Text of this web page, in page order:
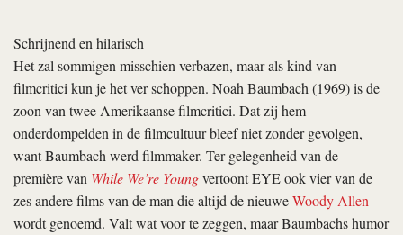
Schrijnend en hilarisch
Het zal sommigen misschien verbazen, maar als kind van
filmcritici kun je het ver schoppen. Noah Baumbach (1969) is de
zoon van twee Amerikaanse filmcritici. Dat zij hem
onderdompelden in de filmcultuur bleef niet zonder gevolgen,
want Baumbach werd filmmaker. Ter gelegenheid van de
première van While We’re Youngvertoont EYE ook vier van de
zes andere films van de man die altijd de nieuweWoody Allen
wordt genoemd. Valt wat voor te zeggen, maar Baumbachs humor